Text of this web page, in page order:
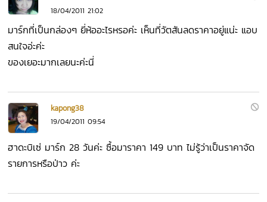
18/04/2011 21:02
มาร์กที่เป็นกล่องๆ ยี่ห้ออะไรหรอค่ะ เห็นที่วัตสันลดราคาอยู่แน่ะ แอบ
สนใจอ่ะค่ะ
ของเยอะมากเลยนะค่ะนี่
kapong38
19/04/2011 09:54
ฮาดะบิเซ่ มาร์ก 28 วันค่ะ ซื้อมาราคา 149 บาท ไม่รู้ว่าเป็นราคาจัด
รายการหรือป่าว ค่ะ